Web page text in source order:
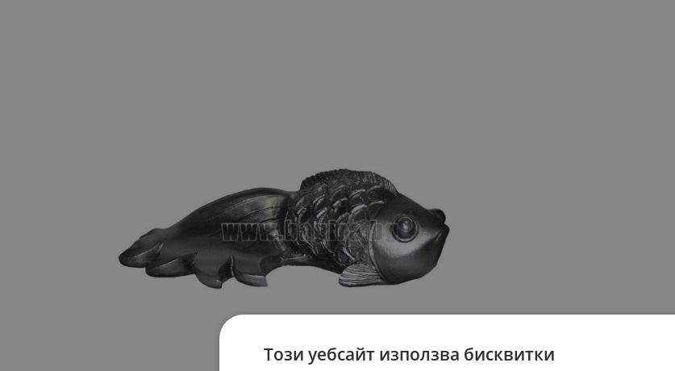
Този уебсайт използва бисквитки